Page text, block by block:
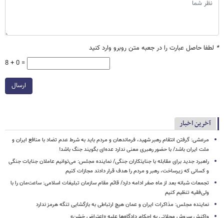
* لطفا حاصل عبارت را در جعبه متن روبرو وارد کنید
8 + 0 =
ارسال
آخرین اخبار
مرعشی: گرفتن انتقام رهبر شهید، فرماندهان و مردم باید به شرط عدم تضاد با منافع ایران و
ملت ایران باشد/ با حضور رهبری معنی ندارد عده‌ای بگویند جنگ باشد!
راهبرد جدید برای مقابله با جنایتکاران جنگی/ نماینده مجلس: می‌توانیم عاملان جنایات جنگی
و کسانی که زیرساخت‌، رهبر و مردم را هدف قرار دادند مجازات کنیم
تجمعات شبانه بعد از ماه صفر ادامه دارد/ قائم مقام سازمان تبلیغات اسلامی: ساعت‌مان را با
ولی‌فقیه تنظیم‌ کنیم
نماینده مجلس: مذاکرات ایران و عمان هیچ ارتباطی به بازگشایی تنگه هرمز ندارد